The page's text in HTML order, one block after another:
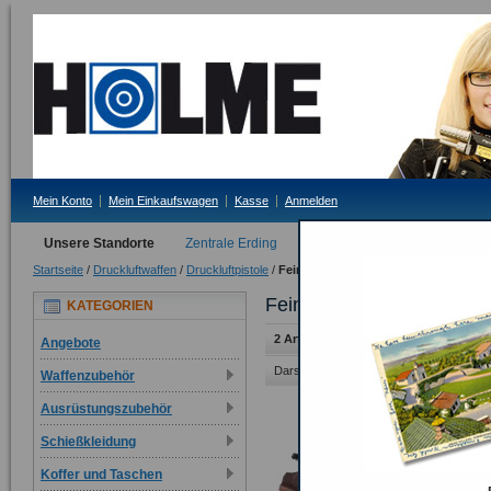
Mein Konto Mein Einkaufswagen Kasse Anmelden
Unsere Standorte Zentrale Erding
Startseite / Druckluftwaffen / Druckluftpistole / Feinwerkbau
Feinwerkbau
2 Artikel
Darstellung als: Raster Liste
KATEGORIEN
Angebote
Waffenzubehör
Ausrüstungszubehör
Schießkleidung
Koffer und Taschen